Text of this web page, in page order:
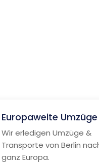
Europaweite Umzüge
Wir erledigen Umzüge &
Transporte von Berlin
ganz Europa.